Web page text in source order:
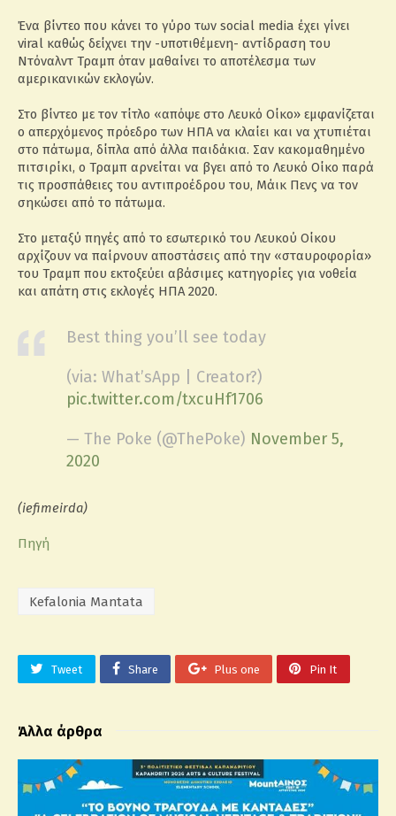
Ένα βίντεο που κάνει το γύρο των social media έχει γίνει
viral καθώς δείχνει την -υποτιθέμενη- αντίδραση του
Ντόναλντ Τραμπ όταν μαθαίνει το αποτέλεσμα των
αμερικανικών εκλογών.
Στο βίντεο με τον τίτλο «απόψε στο Λευκό Οίκο» εμφανίζεται
ο απερχόμενος πρόεδρο των ΗΠΑ να κλαίει και να χτυπιέται
στο πάτωμα, δίπλα από άλλα παιδάκια. Σαν κακομαθημένο
πιτσιρίκι, ο Τραμπ αρνείται να βγει από το Λευκό Οίκο παρά
τις προσπάθειες του αντιπροέδρου του, Μάικ Πενς να τον
σηκώσει από το πάτωμα.
Στο μεταξύ πηγές από το εσωτερικό του Λευκού Οίκου
αρχίζουν να παίρνουν αποστάσεις από την «σταυροφορία»
του Τραμπ που εκτοξεύει αβάσιμες κατηγορίες για νοθεία
και απάτη στις εκλογές ΗΠΑ 2020.
Best thing you’ll see today
(via: What’sApp | Creator?)
pic.twitter.com/txcuHf1706
— The Poke (@ThePoke) November 5,
2020
(iefimeirda)
Πηγή
Kefalonia Mantata
Tweet Share Plus one Pin It
Άλλα άρθρα